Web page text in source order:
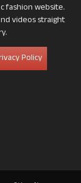
fashion website.
videos straight
Policy